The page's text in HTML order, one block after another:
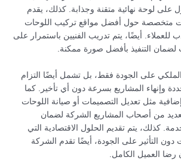
لوحة نهائية متقنة وجذابة. كذلك، يقدم
متخصصة حول أفضل مواقع تركيب اللوحات
أيضًا، يتم تدريب الفنيين باستمرار على
لضمان التنفيذ بأفضل صورة ممكنة.
على الجودة فقط، بل تشمل أيضًا التزام
وإنهاء المشاريع بسرعة دون أي تأخير. كما
مثل تعديل التصميمات أو صيانة اللوحات
من أصحاب المشاريع الشركة لضمان
كذلك، يتم تقديم الحلول الاقتصادية التي
دون التأثير على الجودة، أيضًا تقدم الشركة
رضا العميل الكامل.